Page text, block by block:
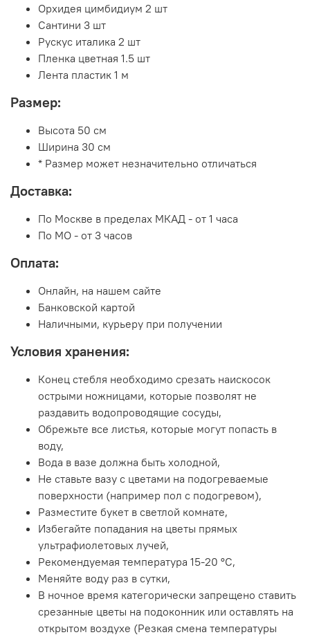
Орхидея цимбидиум 2 шт
Сантини 3 шт
Рускус италика 2 шт
Пленка цветная 1.5 шт
Лента пластик 1 м
Размер:
Высота 50 см
Ширина 30 см
* Размер может незначительно отличаться
Доставка:
По Москве в пределах МКАД - от 1 часа
По МО - от 3 часов
Оплата:
Онлайн, на нашем сайте
Банковской картой
Наличными, курьеру при получении
Условия хранения:
Конец стебля необходимо срезать наискосок
острыми ножницами, которые позволят не
раздавить водопроводящие сосуды,
Обрежьте все листья, которые могут попасть в
воду,
Вода в вазе должна быть холодной,
Не ставьте вазу с цветами на подогреваемые
поверхности (например пол с подогревом),
Разместите букет в светлой комнате,
Избегайте попадания на цветы прямых
ультрафиолетовых лучей,
Рекомендуемая температура 15-20 ºC,
Меняйте воду раз в сутки,
В ночное время категорически запрещено ставить
срезанные цветы на подоконник или оставлять на
открытом воздухе (Резкая смена температуры